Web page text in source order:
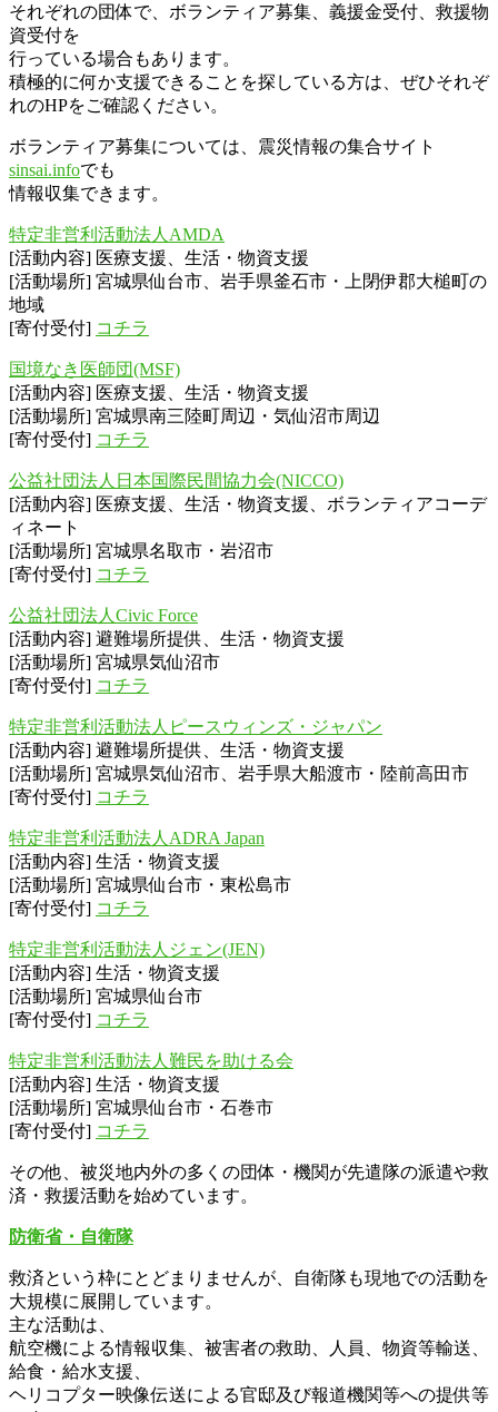
それぞれの団体で、ボランティア募集、義援金受付、救援物
資受付を
行っている場合もあります。
積極的に何か支援できることを探している方は、ぜひそれぞ
れのHPをご確認ください。
ボランティア募集については、震災情報の集合サイト
sinsai.infoでも
情報収集できます。
特定非営利活動法人AMDA
[活動内容] 医療支援、生活・物資支援
[活動場所] 宮城県仙台市、岩手県釜石市・上閉伊郡大槌町の
地域
[寄付受付] コチラ
国境なき医師団(MSF)
[活動内容] 医療支援、生活・物資支援
[活動場所] 宮城県南三陸町周辺・気仙沼市周辺
[寄付受付] コチラ
公益社団法人日本国際民間協力会(NICCO)
[活動内容] 医療支援、生活・物資支援、ボランティアコーデ
ィネート
[活動場所] 宮城県名取市・岩沼市
[寄付受付] コチラ
公益社団法人Civic Force
[活動内容] 避難場所提供、生活・物資支援
[活動場所] 宮城県気仙沼市
[寄付受付] コチラ
特定非営利活動法人ピースウィンズ・ジャパン
[活動内容] 避難場所提供、生活・物資支援
[活動場所] 宮城県気仙沼市、岩手県大船渡市・陸前高田市
[寄付受付] コチラ
特定非営利活動法人ADRA Japan
[活動内容] 生活・物資支援
[活動場所] 宮城県仙台市・東松島市
[寄付受付] コチラ
特定非営利活動法人ジェン(JEN)
[活動内容] 生活・物資支援
[活動場所] 宮城県仙台市
[寄付受付] コチラ
特定非営利活動法人難民を助ける会
[活動内容] 生活・物資支援
[活動場所] 宮城県仙台市・石巻市
[寄付受付] コチラ
その他、被災地内外の多くの団体・機関が先遣隊の派遣や救
済・救援活動を始めています。
防衛省・自衛隊
救済という枠にとどまりませんが、自衛隊も現地での活動を
大規模に展開しています。
主な活動は、
航空機による情報収集、被害者の救助、人員、物資等輸送、
給食・給水支援、
ヘリコプター映像伝送による官邸及び報道機関等への提供等